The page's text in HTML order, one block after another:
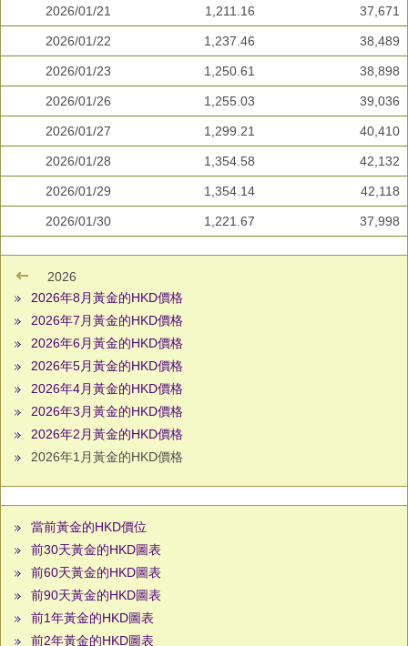
2026/01/21 1,211.16 37,671
2026/01/22 1,237.46 38,489
2026/01/23 1,250.61 38,898
2026/01/26 1,255.03 39,036
2026/01/27 1,299.21 40,410
2026/01/28 1,354.58 42,132
2026/01/29 1,354.14 42,118
2026/01/30 1,221.67 37,998
2026
2026年8月黃金的HKD價格
2026年7月黃金的HKD價格
2026年6月黃金的HKD價格
2026年5月黃金的HKD價格
2026年4月黃金的HKD價格
2026年3月黃金的HKD價格
2026年2月黃金的HKD價格
2026年1月黃金的HKD價格
當前黃金的HKD價位
前30天黃金的HKD圖表
前60天黃金的HKD圖表
前90天黃金的HKD圖表
前1年黃金的HKD圖表
前2年黃金的HKD圖表